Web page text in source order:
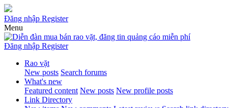
Đăng nhập Register
Menu
Đăng nhập Register
Rao vặt
New posts Search forums
What's new
Featured content New posts New profile posts
Link Directory